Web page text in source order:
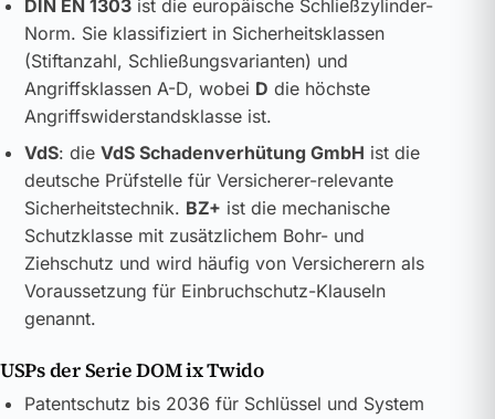
DIN EN 1303ist die europäische Schließzylinder-
Norm. Sie klassifiziert in Sicherheitsklassen
(Stiftanzahl, Schließungsvarianten) und
Angriffsklassen A-D, wobei D die höchste
Angriffswiderstandsklasse ist.
VdS: die VdS Schadenverhütung GmbH ist die
deutsche Prüfstelle für Versicherer-relevante
Sicherheitstechnik. BZ+ ist die mechanische
Schutzklasse mit zusätzlichem Bohr- und
Ziehschutz und wird häufig von Versicherern als
Voraussetzung für Einbruchschutz-Klauseln
genannt.
USPs der Serie DOM ix Twido
Patentschutz bis 2036 für Schlüssel und System